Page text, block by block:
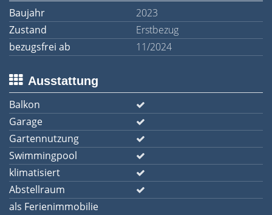
Baujahr
2023
Zustand
Erstbezug
bezugsfrei ab
11/2024
Ausstattung
Balkon
Garage
Gartennutzung
Swimmingpool
klimatisiert
Abstellraum
als Ferienimmobilie